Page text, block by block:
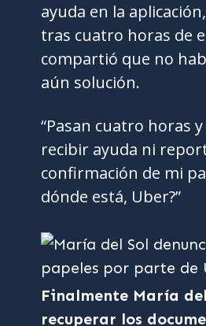
ayuda en la
tras cuatro horas de
compartió que no
aún solución.
“Pasan cuatro horas
recibir ayuda ni
confirmación de mi
dónde está, Uber?”
Finalmente María
recuperar los